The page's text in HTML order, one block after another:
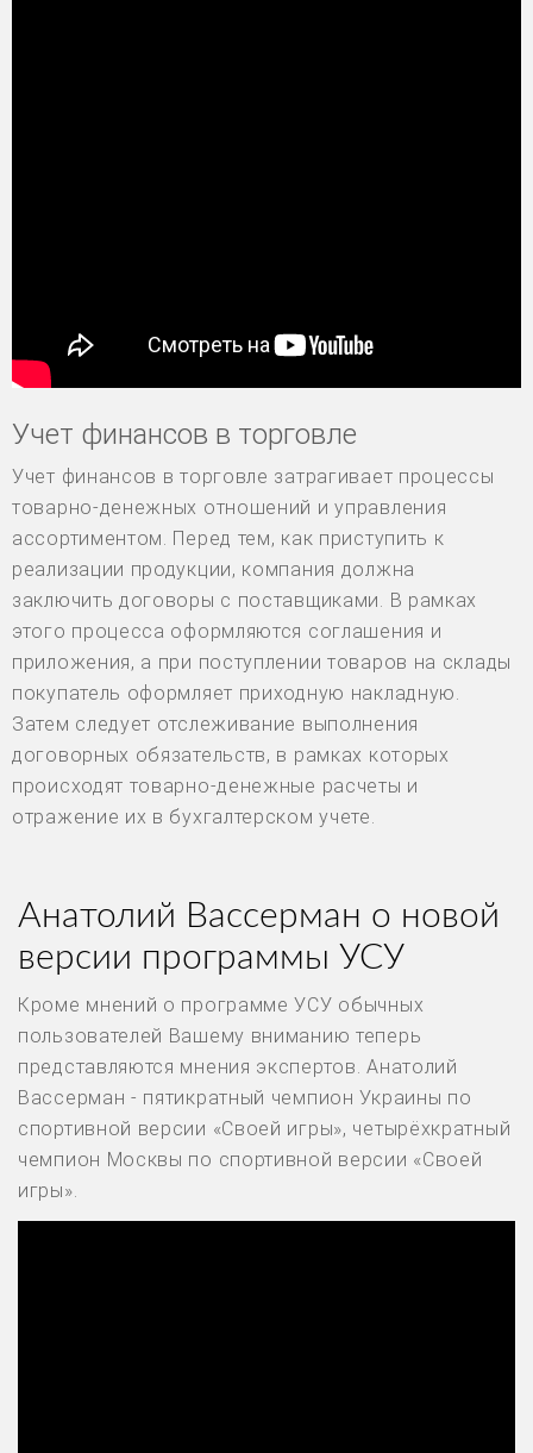
Учет финансов в торговле
Учет финансов в торговле затрагивает процессы
товарно-денежных отношений и управления
ассортиментом. Перед тем, как приступить к
реализации продукции, компания должна
заключить договоры с поставщиками. В рамках
этого процесса оформляются соглашения и
приложения, а при поступлении товаров на склады
покупатель оформляет приходную накладную.
Затем следует отслеживание выполнения
договорных обязательств, в рамках которых
происходят товарно-денежные расчеты и
отражение их в бухгалтерском учете.
Анатолий Вассерман о новой
версии программы УСУ
Кроме мнений о программе УСУ обычных
пользователей Вашему вниманию теперь
представляются мнения экспертов. Анатолий
Вассерман - пятикратный чемпион Украины по
спортивной версии «Своей игры», четырёхкратный
чемпион Москвы по спортивной версии «Своей
игры».